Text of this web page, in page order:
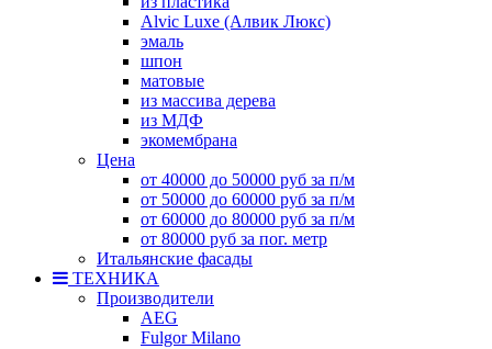
Alvic Luxe (Алвик Люкс)
эмаль
шпон
матовые
из массива дерева
из МДФ
экомембрана
Цена
от 40000 до 50000 руб за п/м
от 50000 до 60000 руб за п/м
от 60000 до 80000 руб за п/м
от 80000 руб за пог. метр
Итальянские фасады
ТЕХНИКА
Производители
AEG
Fulgor Milano